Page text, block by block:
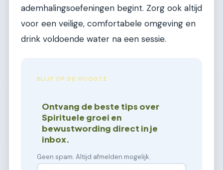
ademhalingsoefeningen begint. Zorg ook altijd
voor een veilige, comfortabele omgeving en
drink voldoende water na een sessie.
BLIJF OP DE HOOGTE
Ontvang de beste tips over
Spirituele groei en
bewustwording direct in je
inbox.
Geen spam. Altijd afmelden mogelijk.